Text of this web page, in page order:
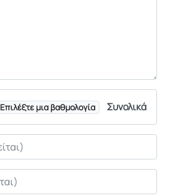
Επιλέξτε μια βαθμολογία Συνολικά